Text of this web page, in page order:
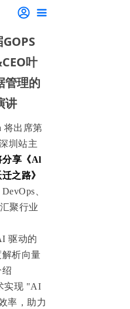
끀
叶
管理的
讲
将出席第
圳站主
分享《Al
之路》
、
聚行业
驱动的
析向量
实现 "AI
率，助力